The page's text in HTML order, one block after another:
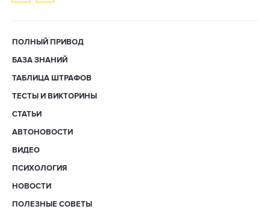
ПОЛНЫЙ ПРИВОД
БАЗА ЗНАНИЙ
ТАБЛИЦА ШТРАФОВ
ТЕСТЫ И ВИКТОРИНЫ
СТАТЬИ
АВТОНОВОСТИ
ВИДЕО
ПСИХОЛОГИЯ
НОВОСТИ
ПОЛЕЗНЫЕ СОВЕТЫ